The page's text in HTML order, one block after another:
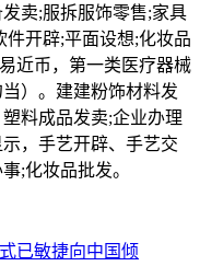
卖;服拆服饰零售;家具
开辟;平面设想;化妆品
近币，第一类医疗器械
）。建建粉饰材料发
料成品发卖;企业办理
，手艺开辟、手艺交
;化妆品批发。
已敏捷向中国倾